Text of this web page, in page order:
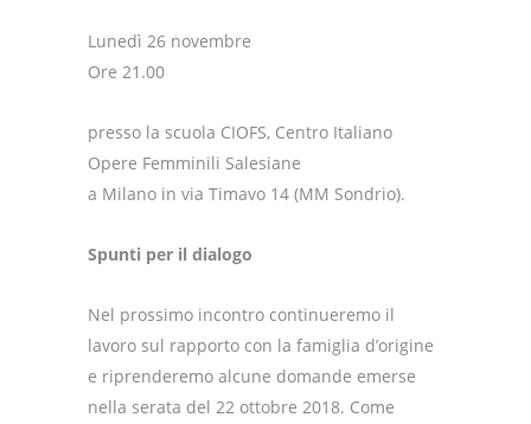
Lunedì 26 novembre
Ore 21.00
presso la scuola CIOFS, Centro Italiano
Opere Femminili Salesiane
a Milano in via Timavo 14 (MM Sondrio).
Spunti per il dialogo
Nel prossimo incontro continueremo il
lavoro sul rapporto con la famiglia d’origine
e riprenderemo alcune domande emerse
nella serata del 22 ottobre 2018. Come